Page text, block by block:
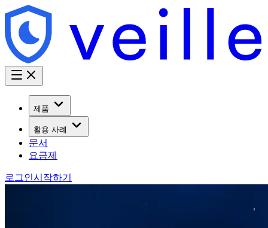
제품
활용 사례
문서
요금제
로그인시작하기